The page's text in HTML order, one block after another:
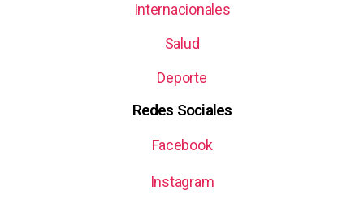
Internacionales
Salud
Deporte
Redes Sociales
Facebook
Instagram